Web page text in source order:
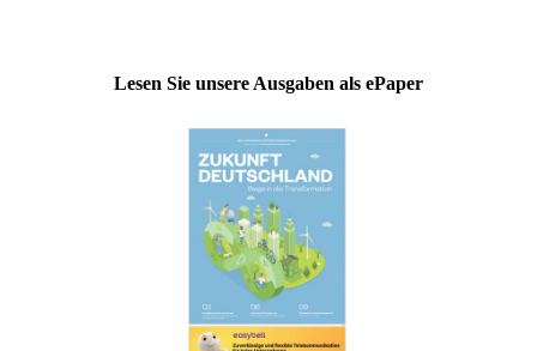
Lesen Sie unsere Ausgaben als ePaper